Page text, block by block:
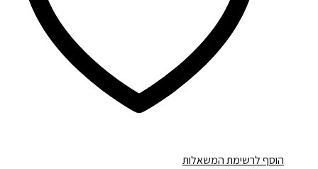
הוסף לרשימת המשאלות